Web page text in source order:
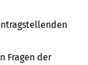
Fragen der